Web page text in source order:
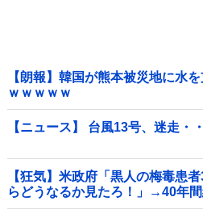
【朗報】韓国が熊本被災地に水
ｗｗｗｗｗ
【ニュース】 台風13号、迷走・
【狂気】米政府「黒人の梅毒患
らどうなるか見たろ！」→40年